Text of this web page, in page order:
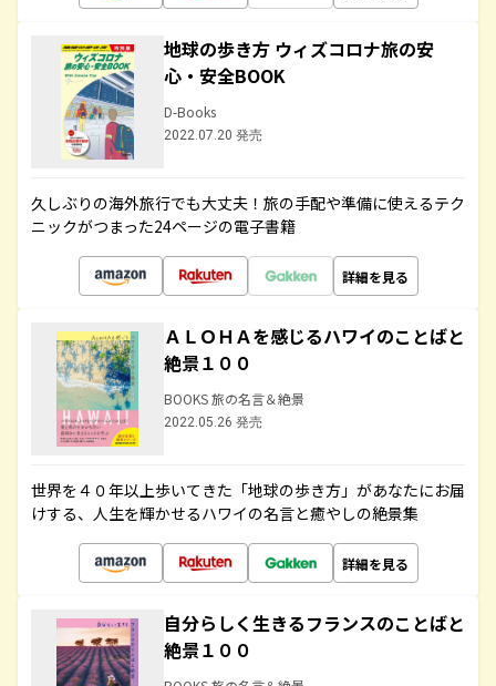
地球の歩き方 ウィズコロナ旅の安
心・安全BOOK
D-Books
2022.07.20 発売
久しぶりの海外旅行でも大丈夫！旅の手配や準備に使えるテク
ニックがつまった24ページの電子書籍
詳細を見る
ＡＬＯＨＡを感じるハワイのことばと
絶景１００
BOOKS 旅の名言＆絶景
2022.05.26 発売
世界を４０年以上歩いてきた「地球の歩き方」があなたにお届
けする、人生を輝かせるハワイの名言と癒やしの絶景集
詳細を見る
自分らしく生きるフランスのことばと
絶景１００